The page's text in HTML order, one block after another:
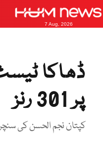
7 Aug, 2026
پر 301 رنز
کپتان نجم الحسن کی سنچری اورمومن الحق کے 91 رنز،